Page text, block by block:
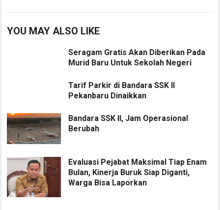
YOU MAY ALSO LIKE
Seragam Gratis Akan Diberikan Pada
Murid Baru Untuk Sekolah Negeri
Tarif Parkir di Bandara SSK II
Pekanbaru Dinaikkan
Bandara SSK II, Jam Operasional
Berubah
Evaluasi Pejabat Maksimal Tiap Enam
Bulan, Kinerja Buruk Siap Diganti,
Warga Bisa Laporkan